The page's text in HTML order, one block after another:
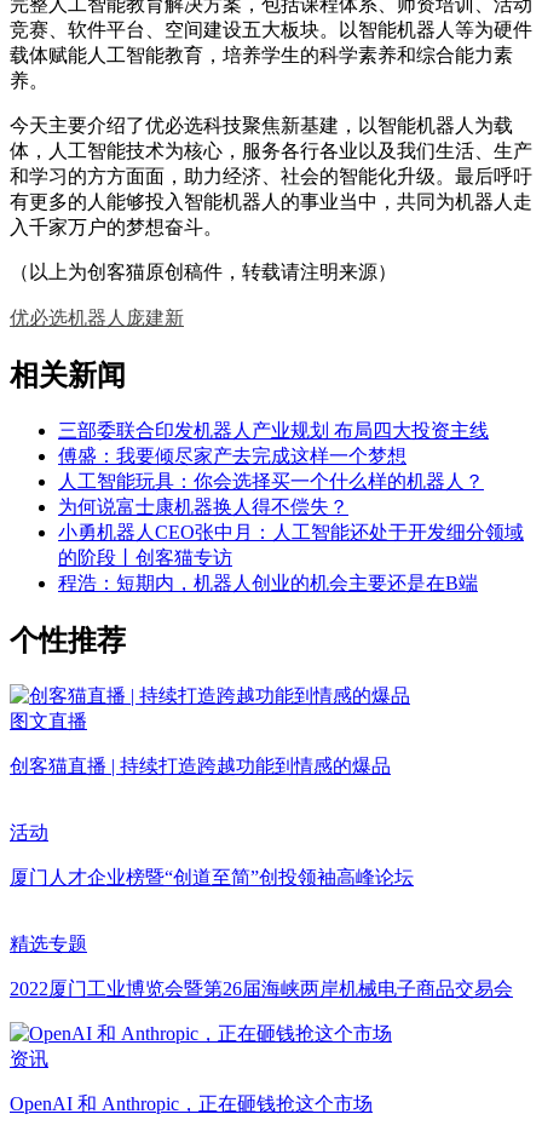
完整人工智能教育解决方案，包括课程体系、师资培训、活动
竞赛、软件平台、空间建设五大板块。以智能机器人等为硬件
载体赋能人工智能教育，培养学生的科学素养和综合能力素
养。
今天主要介绍了优必选科技聚焦新基建，以智能机器人为载
体，人工智能技术为核心，服务各行各业以及我们生活、生产
和学习的方方面面，助力经济、社会的智能化升级。最后呼吁
有更多的人能够投入智能机器人的事业当中，共同为机器人走
入千家万户的梦想奋斗。
（以上为创客猫原创稿件，转载请注明来源）
优必选机器人 庞建新
相关新闻
三部委联合印发机器人产业规划 布局四大投资主线
傅盛：我要倾尽家产去完成这样一个梦想
人工智能玩具：你会选择买一个什么样的机器人？
为何说富士康机器换人得不偿失？
小勇机器人CEO张中月：人工智能还处于开发细分领域
的阶段丨创客猫专访
程浩：短期内，机器人创业的机会主要还是在B端
个性推荐
图文直播
创客猫直播 | 持续打造跨越功能到情感的爆品
活动
厦门人才企业榜暨“创道至简”创投领袖高峰论坛
精选专题
2022厦门工业博览会暨第26届海峡两岸机械电子商品交易会
资讯
OpenAI 和 Anthropic，正在砸钱抢这个市场